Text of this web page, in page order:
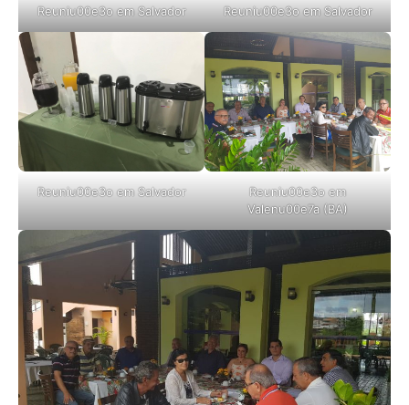
Reuniu00e3o em Salvador Reuniu00e3o em Salvador
Reuniu00e3o em Salvador
Reuniu00e3o em
Valenu00e7a (BA)